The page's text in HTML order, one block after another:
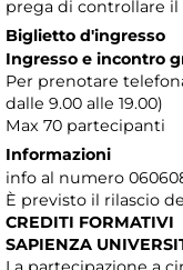
prega di controllare
Biglietto d'ingresso
Ingresso e incontro
Per prenotare
dalle 9.00 alle 19.00)
Max 70 partecipanti
Informazioni
info al numero
È previsto il rilascio
CREDITI FORMATIVI
SAPIENZA